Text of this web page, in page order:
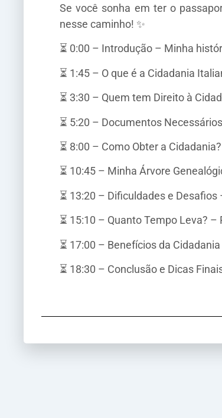
Se você sonha em ter o
nesse caminho! ✨
⏳ 0:00 – Introdução – Minha
⏳ 1:45 – O que é a Cidadania
⏳ 3:30 – Quem tem Direito à
⏳ 5:20 – Documentos
⏳ 8:00 – Como Obter a
⏳ 10:45 – Minha Árvore
⏳ 13:20 – Dificuldades e
⏳ 15:10 – Quanto Tempo Leva?
⏳ 17:00 – Benefícios da
⏳ 18:30 – Conclusão e Dicas